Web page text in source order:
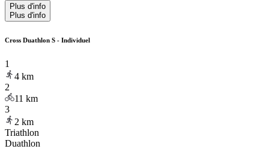
Plus d'info
Plus d'info
Cross Duathlon S - Individuel
1
4 km
2
11 km
3
2 km
Triathlon
Duathlon